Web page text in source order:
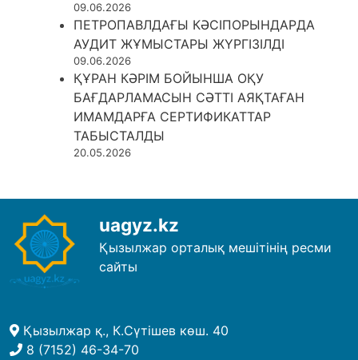
09.06.2026
ПЕТРОПАВЛДАҒЫ КӘСІПОРЫНДАРДА
АУДИТ ЖҰМЫСТАРЫ ЖҮРГІЗІЛДІ
09.06.2026
ҚҰРАН КӘРІМ БОЙЫНША ОҚУ
БАҒДАРЛАМАСЫН СӘТТІ АЯҚТАҒАН
ИМАМДАРҒА СЕРТИФИКАТТАР
ТАБЫСТАЛДЫ
20.05.2026
uagyz.kz
Қызылжар орталық мешітінің ресми
сайты
Қызылжар қ., К.Сүтішев көш. 40
8 (7152) 46-34-70